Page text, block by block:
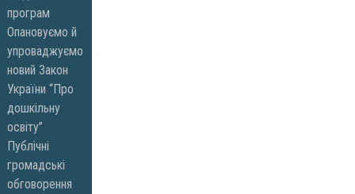
програм
Опановуємо й
упроваджуємо
новий Закон
України “Про
дошкільну
освіту”
Публічні
громадські
обговорення